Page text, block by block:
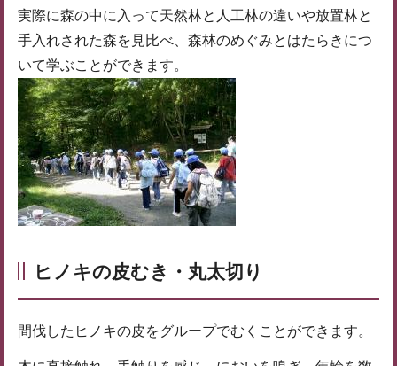
実際に森の中に入って天然林と人工林の違いや放置林と
手入れされた森を見比べ、森林のめぐみとはたらきにつ
いて学ぶことができます。
ヒノキの皮むき・丸太切り
間伐したヒノキの皮をグループでむくことができます。